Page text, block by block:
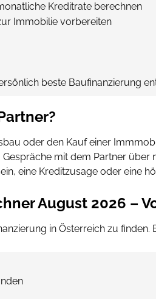
Kreditrate berechnen
Immobilie vorbereiten
beste Baufinanzierung
oder den Kauf einer
mit dem Partner
eine Kreditzusage oder eine
August 2026 –
in Österreich zu finden.